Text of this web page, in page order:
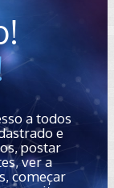
a todos
e
postar
ver a
começar